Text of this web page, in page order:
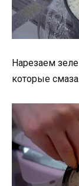
Нарезаем
которые